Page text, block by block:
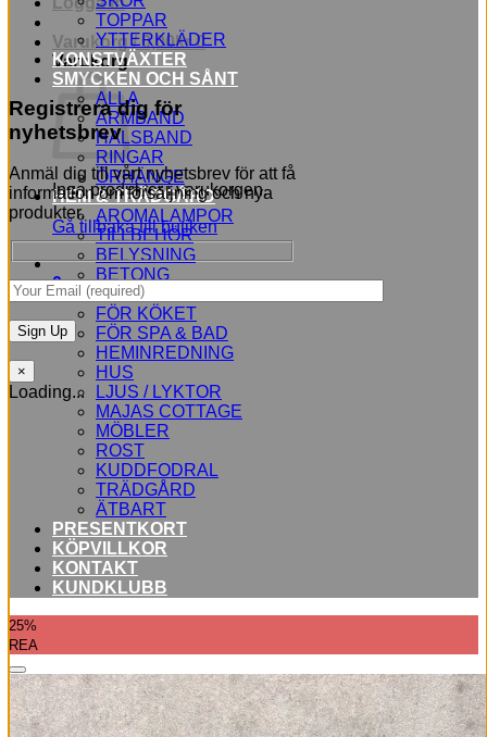
Registrera dig för
nyhetsbrev
Anmäl dig till vårt nyhetsbrev för att få
information om försäljning och nya
produkter.
×
Loading...
Varukorg /0,00kr 0
Varukorg
Inga produkter i varukorgen.
Gå tillbaka till butiken
0
TOPPAR
YTTERKLÄDER
KONSTVÄXTER
SMYCKEN OCH SÅNT
ALLA
ARMBAND
HALSBAND
RINGAR
ÖRHÄNGE
HEM & TRÄDGÅRD
AROMALAMPOR
TILLBEHÖR
BELYSNING
BETONG
BLOMMOR
FÖR KÖKET
FÖR SPA & BAD
HEMINREDNING
HUS
LJUS / LYKTOR
MAJAS COTTAGE
MÖBLER
ROST
KUDDFODRAL
TRÄDGÅRD
ÄTBART
PRESENTKORT
KÖPVILLKOR
KONTAKT
KUNDKLUBB
25%
REA